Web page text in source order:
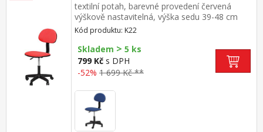
textilní potah, barevné provedení červená
výškově nastavitelná, výška sedu 39-48 cm
nastavitelná opěrka zad, výška opěrky 40 cm
doporučená nosnost do 75 kg
Kód produktu: K22
Skladem > 5 ks
799 Kč s DPH
-52% 1 699 Kč **